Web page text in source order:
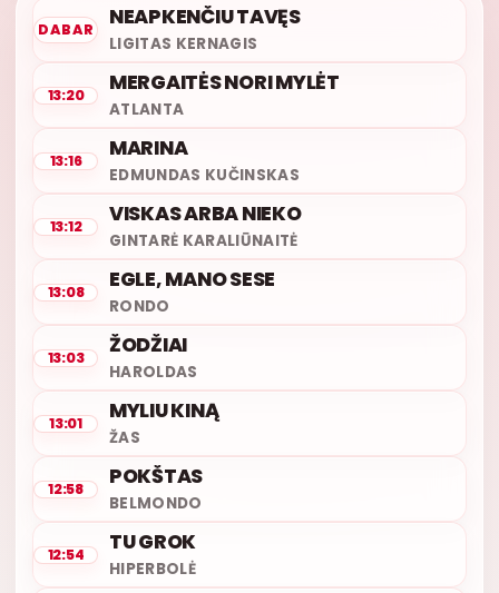
DABAR NEAPKENČIU TAVĘS
LIGITAS KERNAGIS
13:20 MERGAITĖS NORI MYLĖT
ATLANTA
13:16 MARINA
EDMUNDAS KUČINSKAS
13:12 VISKAS ARBA NIEKO
GINTARĖ KARALIŪNAITĖ
13:08 EGLE, MANO SESE
RONDO
13:03 ŽODŽIAI
HAROLDAS
13:01 MYLIU KINĄ
ŽAS
12:58 POKŠTAS
BELMONDO
12:54 TU GROK
HIPERBOLĖ